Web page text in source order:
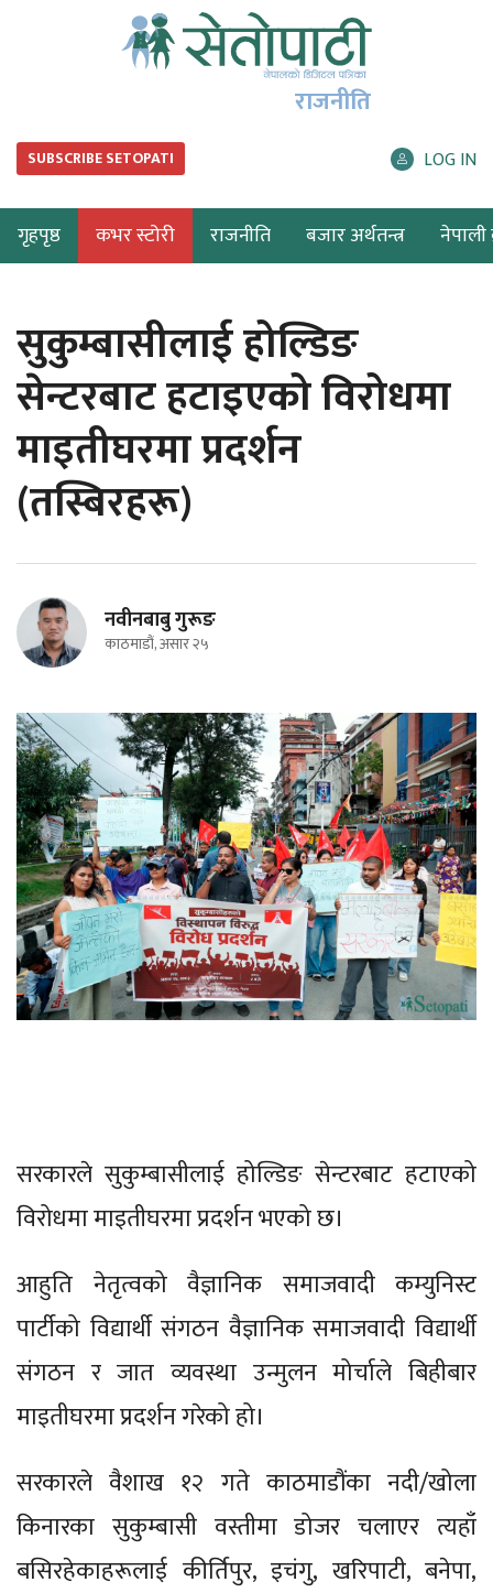
राजनीति
SUBSCRIBE SETOPATI LOG IN
गृहपृष्ठ कभर स्टोरी राजनीति बजार अर्थतन्त्र नेपाली
सुकुम्बासीलाई होल्डिङ
सेन्टरबाट हटाइएको विरोधमा
माइतीघरमा प्रदर्शन
(तस्बिरहरू)
नवीनबाबु गुरूङ
काठमाडौं, असार २५
सरकारले सुकुम्बासीलाई होल्डिङ सेन्टरबाट हटाएको
विरोधमा माइतीघरमा प्रदर्शन भएको छ।
आहुति नेतृत्वको वैज्ञानिक समाजवादी कम्युनिस्ट
पार्टीको विद्यार्थी संगठन वैज्ञानिक समाजवादी विद्यार्थी
संगठन र ‍जात व्यवस्था उन्मुलन मोर्चाले बिहीबार
माइतीघरमा प्रदर्शन गरेको हो।
सरकारले वैशाख १२ गते काठमाडौंका नदी/खोला
किनारका सुकुम्बासी वस्तीमा डोजर चलाएर त्यहाँ
बसिरहेकाहरूलाई कीर्तिपुर, इचंगु, खरिपाटी, बनेपा,